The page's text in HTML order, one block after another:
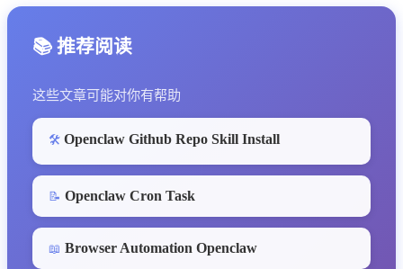
📚 推荐阅读
这些文章可能对你有帮助
🛠️ Openclaw Github Repo Skill Install
📝 Openclaw Cron Task
📖 Browser Automation Openclaw